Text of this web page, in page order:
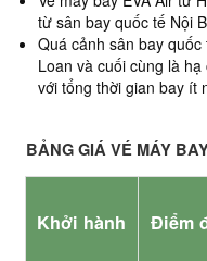
từ sân bay quốc tế Nội
Quá cảnh sân bay
Loan và cuối cùng là
với tổng thời gian bay ít
BẢNG GIÁ VÉ MÁY
Khởi hành Điểm